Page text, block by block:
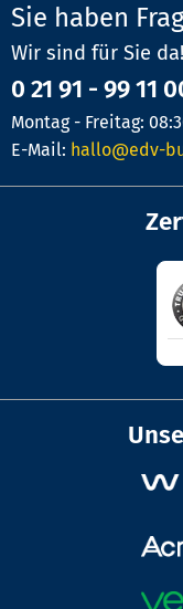
Sie haben
Wir sind für Sie da!
0 21 91 - 99 11
Montag - Freitag:
E-Mail: hallo@edv-